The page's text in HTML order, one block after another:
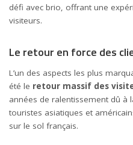
défi avec brio, offrant une
visiteurs.
Le retour en force des
L’un des aspects les plus
été le retour massif des
années de ralentissement dû à
touristes asiatiques et
sur le sol français.